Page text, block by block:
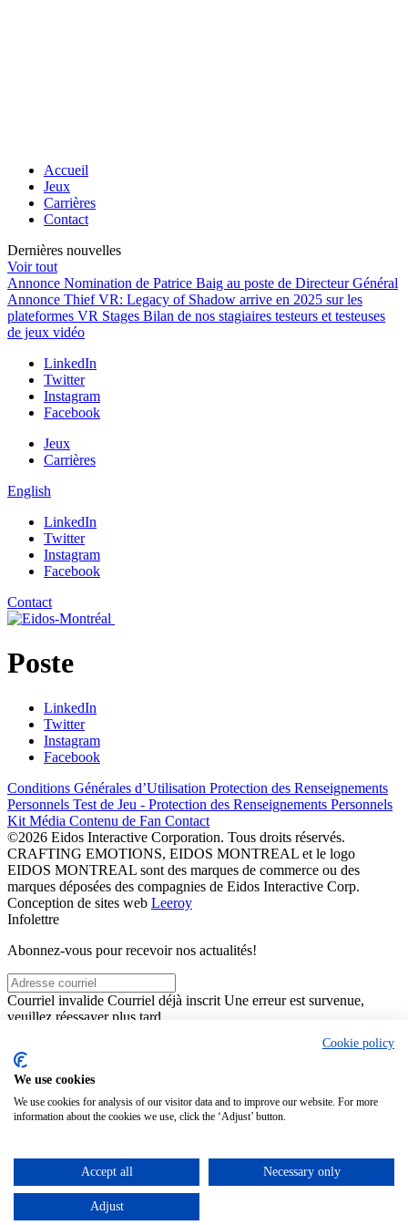
Accueil
Jeux
Carrières
Contact
Dernières nouvelles
Voir tout
Annonce Nomination de Patrice Baig au poste de Directeur Général
Annonce Thief VR: Legacy of Shadow arrive en 2025 sur les
plateformes VR Stages Bilan de nos stagiaires testeurs et testeuses
de jeux vidéo
LinkedIn
Twitter
Instagram
Facebook
Jeux
Carrières
English
LinkedIn
Twitter
Instagram
Facebook
Contact
Poste
LinkedIn
Twitter
Instagram
Facebook
Conditions Générales d’Utilisation Protection des Renseignements
Personnels Test de Jeu - Protection des Renseignements Personnels
Kit Média Contenu de Fan Contact
©2026 Eidos Interactive Corporation. Tous droits réservés.
CRAFTING EMOTIONS, EIDOS MONTREAL et le logo
EIDOS MONTREAL sont des marques de commerce ou des
marques déposées des compagnies de Eidos Interactive Corp.
Conception de sites web Leeroy
Infolettre
Abonnez-vous pour recevoir nos actualités!
Courriel invalide Courriel déjà inscrit Une erreur est survenue,
veuillez réessayer plus tard
d’utilisation
et déclarez que vous avez lu et compris notrepolitique
des renseignements personnels
Ce site est protégé par reCAPTCHA. La
et lesconditions d’utilisationde Google s’appliquent.
Fermer S'abonner
Vous pouvez vous désinscrire en cliquant sur le lien “Se désinscrire”
dans les newsletters.
Cookie policy
We use cookies
We use cookies for analysis of our visitor data and to improve our website. For more
information about the cookies we use, click the ‘Adjust’ button.
Accept all Necessary only
Adjust